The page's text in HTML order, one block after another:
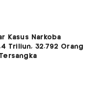
Kasus Narkoba
Triliun, 32.792 Orang